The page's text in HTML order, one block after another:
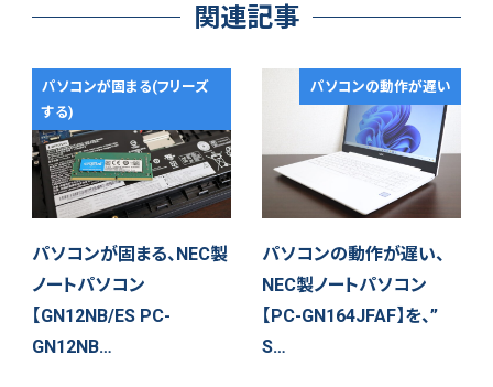
関連記事
パソコンが固まる(フリーズ
する)
パソコンが固まる、NEC製
ノートパソコン
【GN12NB/ES PC-
GN12NB…
パソコンの動作が遅い
パソコンの動作が遅い、
NEC製ノートパソコン
【PC-GN164JFAF】を、”
S…